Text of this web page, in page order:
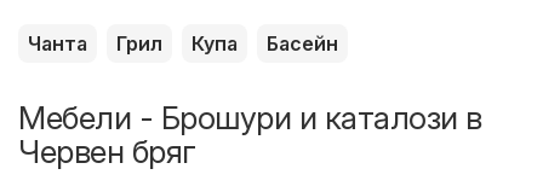
Чанта Грил Купа Басейн
Мебели - Брошури и каталози в
Червен бряг